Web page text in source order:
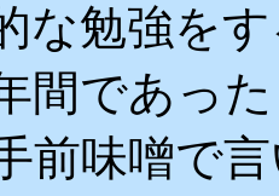
な勉強を
間であっ
前味噌で